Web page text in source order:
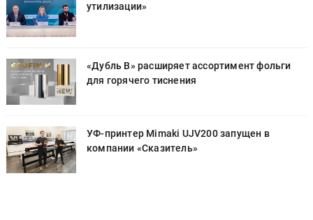
утилизации»
«Дубль В» расширяет ассортимент фольги
для горячего тиснения
УФ-принтер Mimaki UJV200 запущен в
компании «Сказитель»